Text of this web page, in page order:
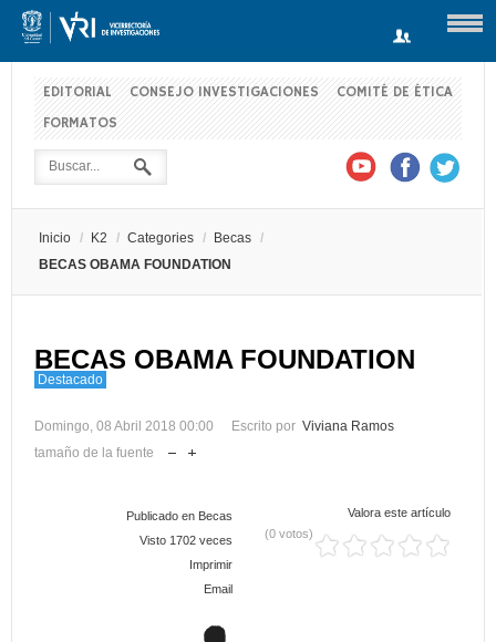
EDITORIAL CONSEJO INVESTIGACIONES
COMITÉ DE ÉTICA
FORMATOS
Inicio / K2 / Categories / Becas /
BECAS OBAMA FOUNDATION
BECAS OBAMA FOUNDATION
Destacado
Domingo, 08 Abril 2018 00:00 Escrito por Viviana Ramos
tamaño de la fuente
Publicado en Becas
Visto 1702 veces
Imprimir
Email
Valora este artículo
(0 votos)
Usuario